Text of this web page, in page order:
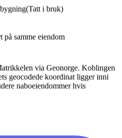
(Tatt i bruk)
på samme eiendom
via Geonorge. Koblingen
geocodede koordinat ligger inni
naboeiendommer hvis